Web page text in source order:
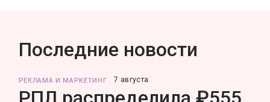
Последние новости
РЕКЛАМА И МАРКЕТИНГ 7 августа